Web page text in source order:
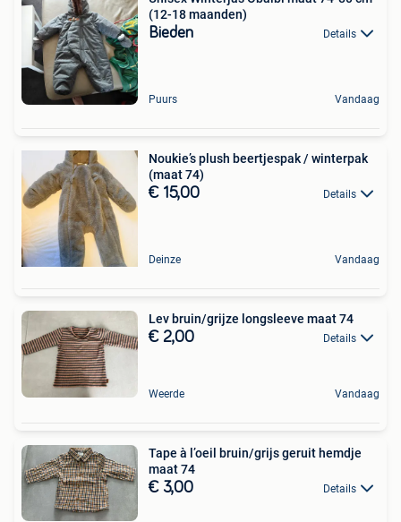
(12-18 maanden)
Bieden Details
Puurs Vandaag
Noukie’s plush beertjespak / winterpak
(maat 74)
€ 15,00 Details
Deinze Vandaag
Lev bruin/grijze longsleeve maat 74
€ 2,00 Details
Weerde Vandaag
Tape à l’oeil bruin/grijs geruit hemdje
maat 74
€ 3,00 Details